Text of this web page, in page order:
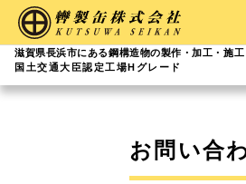
滋賀県長浜市にある鋼構造物の製作・加工・施
国土交通大臣認定工場Hグレード
お問い合